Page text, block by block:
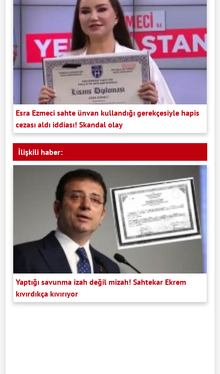
Esra Ezmeci sahte ünvan kullandığı gerekçesiyle hapis
cezası aldı iddiası! Skandal olay
İlişkili haber:
Yaptığı savunma izah değil mizah! Sahtekar Ekrem
kıvırdıkça kıvırıyor